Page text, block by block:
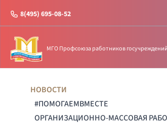
8(495) 695-08-52
МГО Профсоюза работников госучреждений
НОВОСТИ
#ПОМОГАЕМВМЕСТЕ
ОРГАНИЗАЦИОННО-МАССОВАЯ